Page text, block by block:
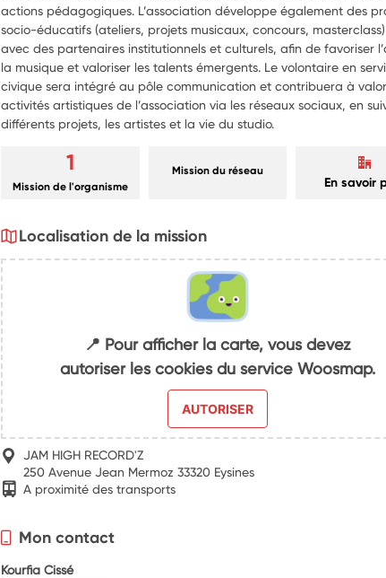
actions pédagogiques. L’association développe également des
socio-éducatifs (ateliers, projets musicaux, concours,
avec des partenaires institutionnels et culturels, afin de favoriser
la musique et valoriser les talents émergents. Le volontaire en
civique sera intégré au pôle communication et contribuera à
activités artistiques de l’association via les réseaux sociaux, en
différents projets, les artistes et la vie du studio.
1
Mission de l'organisme
Mission du réseau
En savoir
Localisation de la mission
📍 Pour afficher la carte, vous devez
autoriser les cookies du service Woosmap.
AUTORISER
JAM HIGH RECORD'Z
250 Avenue Jean Mermoz 33320 Eysines
A proximité des transports
Mon contact
Kourfia Cissé